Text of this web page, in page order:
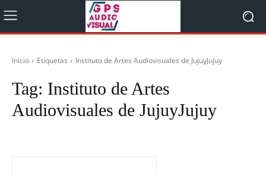
Inicio Etiquetas Instituto de Artes Audiovisuales de JujuyJujuy
Tag: Instituto de Artes
Audiovisuales de JujuyJujuy